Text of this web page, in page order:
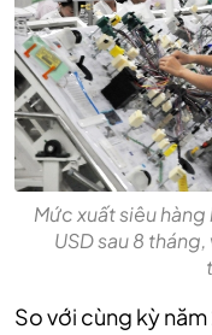
Mức xuất siêu
USD sau 8
So với cùng kỳ